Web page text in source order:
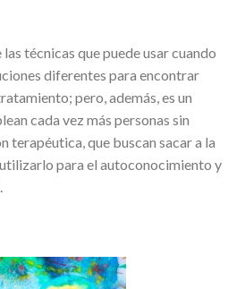
técnicas que puede usar cuando
diferentes para encontrar
pero, además, es un
cada vez más personas sin
terapéutica, que buscan sacar a la
para el autoconocimiento y